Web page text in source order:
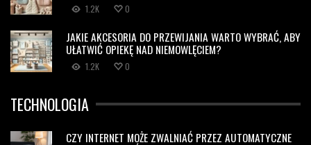
1.2K 0
JAKIE AKCESORIA DO PRZEWIJANIA WARTO WYBRAĆ, ABY
UŁATWIĆ OPIEKĘ NAD NIEMOWLĘCIEM?
1.2K 0
TECHNOLOGIA
CZY INTERNET MOŻE ZWALNIAĆ PRZEZ AUTOMATYCZNE